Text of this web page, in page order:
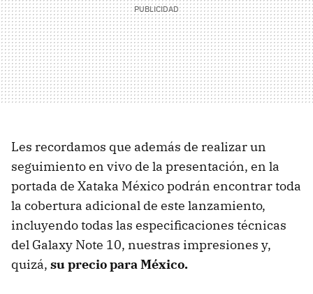
Les recordamos que además de realizar un
seguimiento en vivo de la presentación, en la
portada de Xataka México podrán encontrar toda
la cobertura adicional de este lanzamiento,
incluyendo todas las especificaciones técnicas
del Galaxy Note 10, nuestras impresiones y,
quizá, su precio para México.